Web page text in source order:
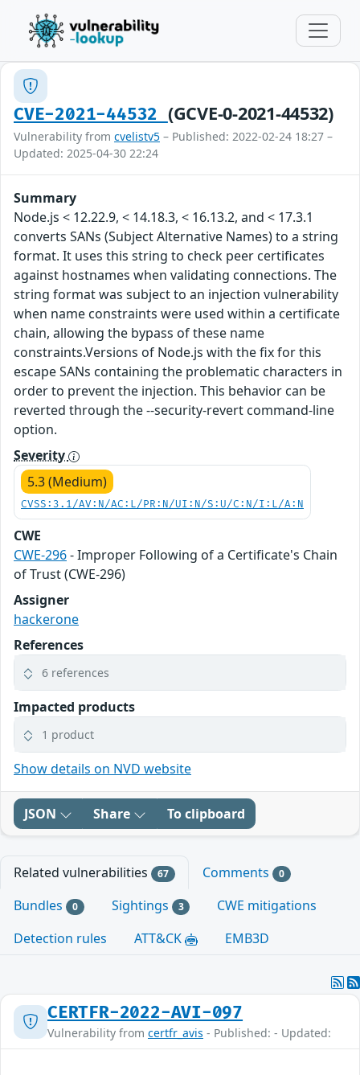
CVE-2021-44532 (GCVE-0-2021-44532)
Vulnerability from cvelistv5 – Published: 2022-02-24 18:27 –
Updated: 2025-04-30 22:24
Summary
Node.js < 12.22.9, < 14.18.3, < 16.13.2, and < 17.3.1
converts SANs (Subject Alternative Names) to a string
format. It uses this string to check peer certificates
against hostnames when validating connections. The
string format was subject to an injection vulnerability
when name constraints were used within a certificate
chain, allowing the bypass of these name
constraints.Versions of Node.js with the fix for this
escape SANs containing the problematic characters in
order to prevent the injection. This behavior can be
reverted through the --security-revert command-line
option.
Severity
5.3 (Medium)
CVSS:3.1/AV:N/AC:L/PR:N/UI:N/S:U/C:N/I:L/A:N
CWE
CWE-296- Improper Following of a Certificate's Chain
of Trust (CWE-296)
Assigner
hackerone
References
6 references
Impacted products
1 product
Show details on NVD website
JSON Share To clipboard
Related vulnerabilities 67 Comments 0
Bundles 0 Sightings 3
CWE mitigations
Detection rules
ATT&CK EMB3D
CERTFR-2022-AVI-097
Vulnerability from certfr_avis - Published: - Updated: